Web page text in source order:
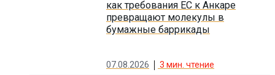
как требования ЕС к Анкаре
превращают молекулы в
бумажные баррикады
07.08.2026 3 мин. чтение